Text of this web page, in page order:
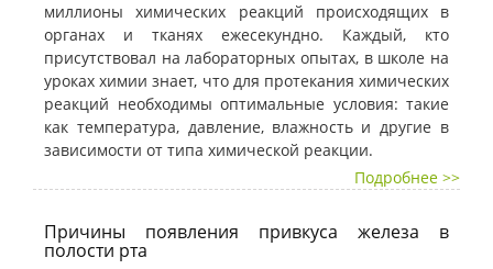
миллионы химических реакций происходящих в
органах и тканях ежесекундно. Каждый, кто
присутствовал на лабораторных опытах, в школе на
уроках химии знает, что для протекания химических
реакций необходимы оптимальные условия: такие
как температура, давление, влажность и другие в
зависимости от типа химической реакции.
Подробнее >>
Причины появления привкуса железа в
полости рта